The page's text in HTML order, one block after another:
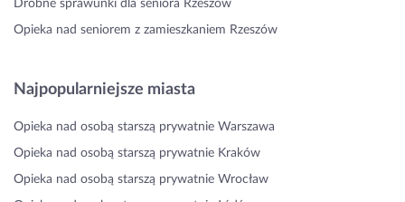
Drobne sprawunki dla seniora Rzeszów
Opieka nad seniorem z zamieszkaniem Rzeszów
Najpopularniejsze miasta
Opieka nad osobą starszą prywatnie Warszawa
Opieka nad osobą starszą prywatnie Kraków
Opieka nad osobą starszą prywatnie Wrocław